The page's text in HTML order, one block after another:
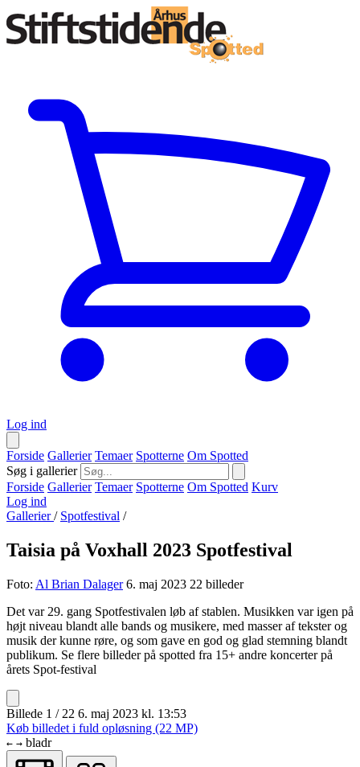
Log ind
Forside Gallerier Temaer Spotterne Om Spotted
Søg i gallerier
Forside Gallerier Temaer Spotterne Om Spotted Kurv
Log ind
Gallerier/ Spotfestival /
Taisia på Voxhall 2023 Spotfestival
Foto: Al Brian Dalager 6. maj 2023 22 billeder
Det var 29. gang Spotfestivalen løb af stablen. Musikken var igen på
højt niveau blandt alle bands og musikere, med masser af tekster og
musik der kunne røre, og som gave en god og glad stemning blandt
publikum. Se flere billeder på spotted fra 15+ andre koncerter på
årets Spot-festival
Billede 1 / 22 6. maj 2023 kl. 13:53
Køb billedet i fuld opløsning (22 MP)
← → bladr